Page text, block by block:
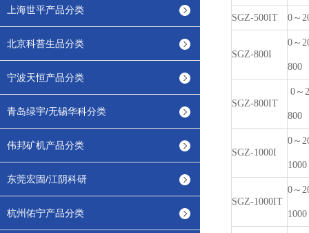
上海世平产品分类
北京科普生品分类
宁波天恒产品分类
青岛绿宇/无锡华科分类
伟邦矿机产品分类
东莞宏固/江阴科研
杭州佑宁产品分类
SGZ-500IT 0～
SGZ-800I
0～
800
SGZ-800IT
0～
800
SGZ-1000I
0～
1000
SGZ-1000IT
0～
1000